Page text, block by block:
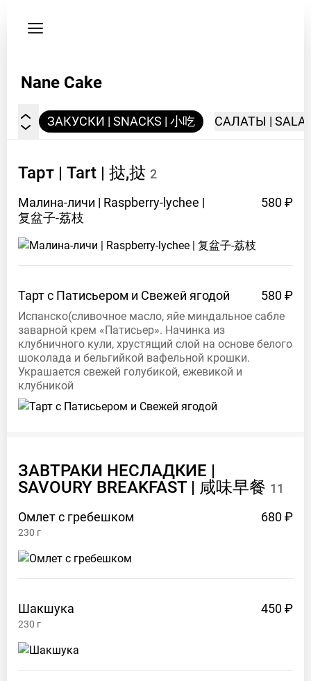
соглашение
г.
ул.Фонтанная,
35
работы
Пн8:30
AM –
10:00
AM –
PM
Ср8:30
AM –
10:00
PM
Чт8:30
Пт8:30
AM –
PM
AM –
Вс8:30
AM –
PM
Nane Cake
饼 ЗАКУСКИ | SNACKS | 小吃 САЛАТЫ |
Тарт | Tart | 挞,挞 2
Малина-личи | Raspberry-lychee |
复盆子-荔枝
580 ₽
Тарт с Патисьером и Свежей ягодой 580 ₽
Испанско(сливочное масло, яйе миндальное сабле
заварной крем «Патисьер». Начинка из
клубничного кули, хрустящий слой на основе белого
шоколада и бельгийкой вафельной крошки.
Украшается свежей голубикой, ежевикой и
клубникой
ЗАВТРАКИ НЕСЛАДКИЕ |
SAVOURY BREAKFAST | 咸味早餐 11
Омлет с гребешком 680 ₽
230 г
Шакшука 450 ₽
230 г